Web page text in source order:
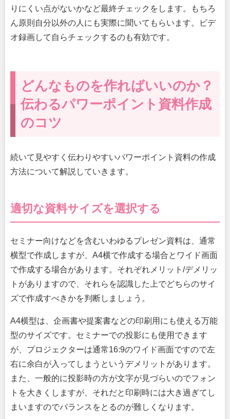
りにくい点がないかなど最終チェックをします。もちろ
ん原則自分以外の人にも実際に聞いてもらいます。ビデ
オ録画して自らチェックするのも有効です。
どんなものを作ればいいのか？
伝わるパワーポイント資料作成
のコツ
続いて見やすく伝わりやすいパワーポイント資料の作成
方法について解説していきます。
適切な資料サイズを選択する
セミナー向けなどを含むいわゆるプレゼン資料は、通常
横型で作成しますが、A4横で作成する場合とワイド画面
で作成する場合があります。それぞれメリット/デメリッ
トがありますので、それらを認識した上でどちらのサイ
ズで作成すべきかを判断しましょう。
A4横型は、企画書や提案書などの印刷用にも使える万能
型のサイズです。セミナーでの投影にも使用できます
が、プロジェクターは通常16:9のワイド画面ですので左
右に余白が入ってしまうというデメリットがあります。
また、一般的に投影時の方が文字が見づらいのでフォン
トを大きくしますが、それだと印刷時には大き過ぎてし
まいますのでバランスをとるのが難しくなります。